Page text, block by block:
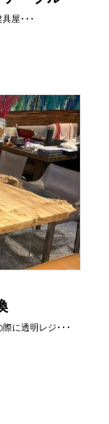
屋･･･
に透明レジ･･･